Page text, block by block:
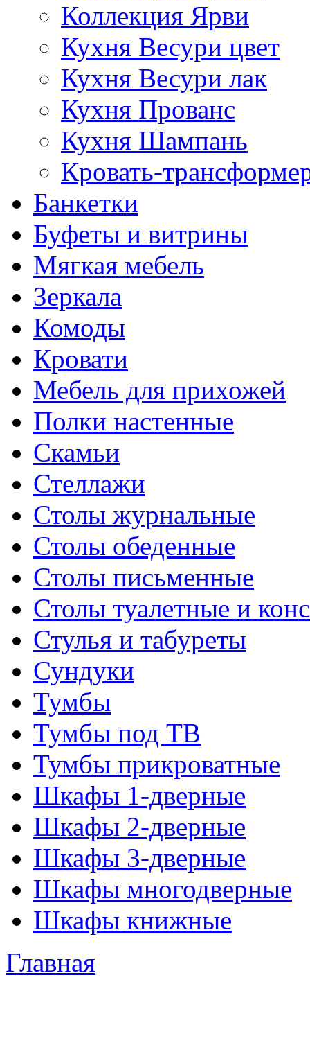
Коллекция Ярви
Кухня Весури цвет
Кухня Весури лак
Кухня Прованс
Кухня Шампань
Кровать-
Банкетки
Буфеты и витрины
Мягкая мебель
Зеркала
Комоды
Кровати
Мебель для прихожей
Полки настенные
Скамьи
Стеллажи
Столы журнальные
Столы обеденные
Столы письменные
Столы туалетные и
Стулья и табуреты
Сундуки
Тумбы
Тумбы под ТВ
Тумбы прикроватные
Шкафы 1-дверные
Шкафы 2-дверные
Шкафы 3-дверные
Шкафы многодверные
Шкафы книжные
Главная